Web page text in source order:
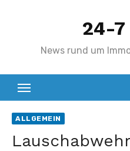
24-7
News rund um
ALLGEMEIN